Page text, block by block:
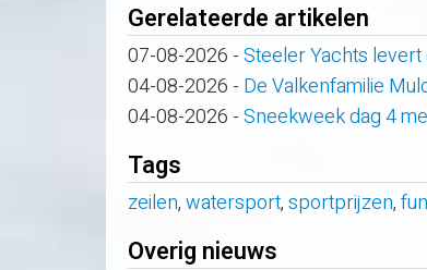
Gerelateerde artikelen
07-08-2026 -Steeler Yachts
04-08-2026 - De Valkenfamilie
04-08-2026 -Sneekweek dag 4
Tags
zeilen,watersport,sportprijzen,
Overig nieuws